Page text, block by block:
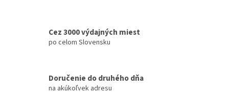
Cez 3000 výdajných miest
po celom Slovensku
Doručenie do druhého dňa
na akúkoľvek adresu